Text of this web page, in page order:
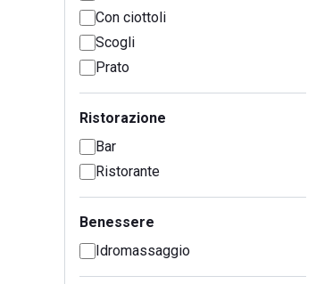
Con ciottoli
Scogli
Prato
Ristorazione
Bar
Ristorante
Benessere
Idromassaggio